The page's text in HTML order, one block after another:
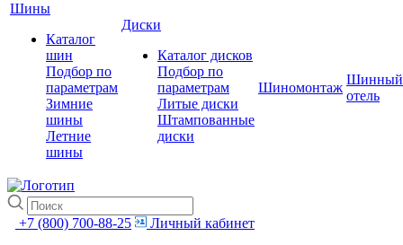
Шины
Каталог
шин
Подбор по
параметрам
Зимние
шины
Летние
шины
Диски
Каталог дисков
Подбор по
параметрам
Литые диски
Штампованные
диски
Шиномонтаж
Шинный
отель
+7 (800) 700-88-25
Личный кабинет